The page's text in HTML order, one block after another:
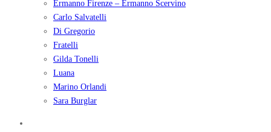
Ermanno Firenze – Ermanno Scervino
Carlo Salvatelli
Di Gregorio
Fratelli
Gilda Tonelli
Luana
Marino Orlandi
Sara Burglar